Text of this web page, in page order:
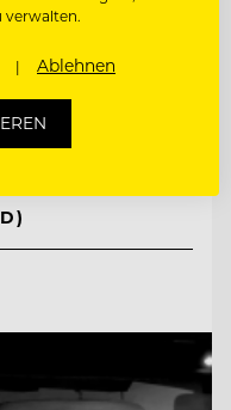
verwalten.
Ablehnen